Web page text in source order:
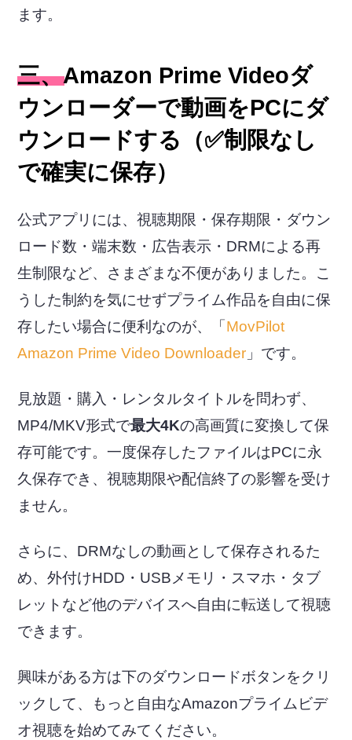
ます。
三、Amazon Prime Videoダ
ウンローダーで動画をPCにダ
ウンロードする（✅制限なし
で確実に保存）
公式アプリには、視聴期限・保存期限・ダウン
ロード数・端末数・広告表示・DRMによる再
生制限など、さまざまな不便がありました。こ
うした制約を気にせずプライム作品を自由に保
存したい場合に便利なのが、「 MovPilot
Amazon Prime Video Downloader 」です。
見放題・購入・レンタルタイトルを問わず、
MP4/MKV形式で最大4Kの高画質に変換して保
存可能です。一度保存したファイルはPCに永
久保存でき、視聴期限や配信終了の影響を受け
ません。
さらに、DRMなしの動画として保存されるた
め、外付けHDD・USBメモリ・スマホ・タブ
レットなど他のデバイスへ自由に転送して視聴
できます。
興味がある方は下のダウンロードボタンをクリ
ックして、もっと自由なAmazonプライムビデ
オ視聴を始めてみてください。